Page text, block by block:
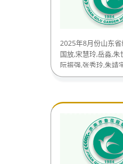
2025年8月份山东
国放,宋慧玲,岳淼,
阮振强,张秀玲,朱靖
......(2025-07-29)